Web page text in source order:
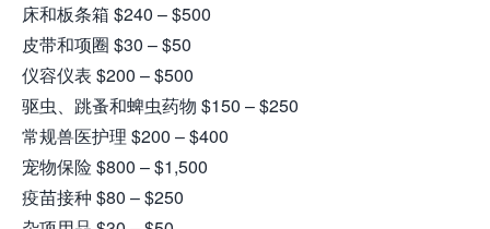
床和板条箱 $240 – $500
皮带和项圈 $30 – $50
仪容仪表 $200 – $500
驱虫、跳蚤和蜱虫药物 $150 – $250
常规兽医护理 $200 – $400
宠物保险 $800 – $1,500
疫苗接种 $80 – $250